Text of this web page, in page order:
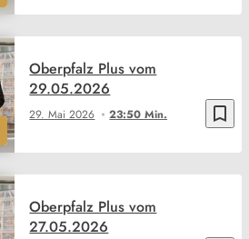
bookmark_border
29. Mai 2026 23:50 Min.
Oberpfalz Plus vom
29.05.2026
Oberpfalz Plus vom
27.05.2026